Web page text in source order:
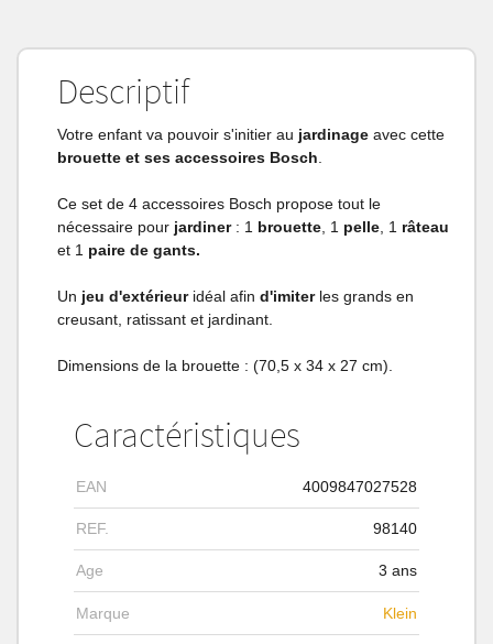
Descriptif
Votre enfant va pouvoir s'initier au jardinage avec cette
brouette et ses accessoires Bosch
Ce set de 4 accessoires Bosch propose tout le
nécessaire pour jardiner: 1 brouette , 1 pelle , 1 râteau
et 1 paire de gants.
Un jeu d'extérieuridéal afin d'imiterles grands en
creusant, ratissant et jardinant.
Dimensions de la brouette : (70,5 x 34 x 27 cm).
Caractéristiques
EAN 4009847027528
REF. 98140
Age 3 ans
Marque Klein